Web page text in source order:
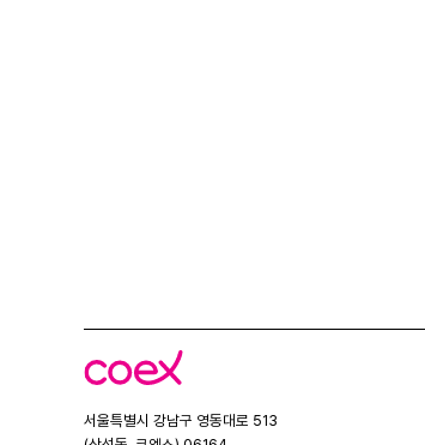
코
엑
서울특별시 강남구 영동대로 513